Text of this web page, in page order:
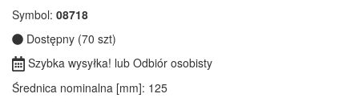
Symbol: 08718
Dostępny (70 szt)
Szybka wysyłka! lub Odbiór osobisty
Średnica nominalna [mm]: 125